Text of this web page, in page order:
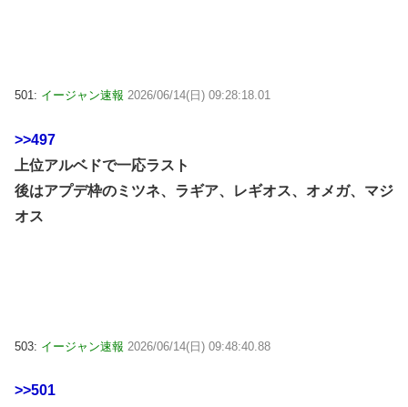
501: イージャン速報 2026/06/14(日) 09:28:18.01
>>497
上位アルベドで一応ラスト
後はアプデ枠のミツネ、ラギア、レギオス、オメガ、マジ
オス
503: イージャン速報 2026/06/14(日) 09:48:40.88
>>501